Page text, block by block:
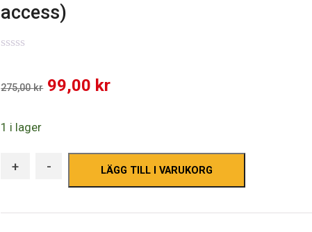
access)
of
275,00kr Det
var:
275,00 kr.
99,00 krDet
är:
99,00 kr.
1 i lager
+ - LÄGG TILL I VARUKORG